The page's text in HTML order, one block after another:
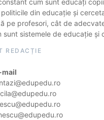
cum sunt educați
din educație și
pe profesori, cât de
sunt sistemele de educație și
REDACȚIE
mail